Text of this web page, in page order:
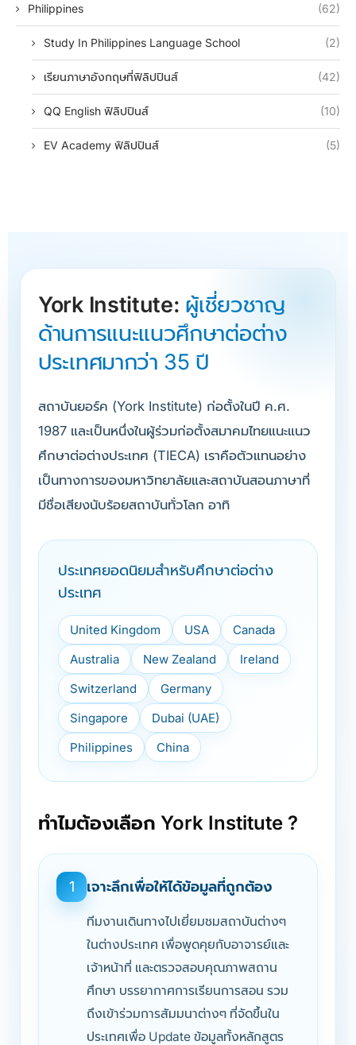
Philippines (62)
Study In Philippines Language School (2)
เรียนภาษาอังกฤษที่ฟิลิปปินส์ (42)
QQ English ฟิลิปปินส์ (10)
EV Academy ฟิลิปปินส์ (5)
York Institute: ผู้เชี่ยวชาญ
ด้านการแนะแนวศึกษาต่อต่าง
ประเทศมากว่า 35 ปี
สถาบันยอร์ค (York Institute) ก่อตั้งในปี ค.ศ.
1987 และเป็นหนึ่งในผู้ร่วมก่อตั้งสมาคมไทยแนะแนว
ศึกษาต่อต่างประเทศ (TIECA) เราคือตัวแทนอย่าง
เป็นทางการของมหาวิทยาลัยและสถาบันสอนภาษาที่
มีชื่อเสียงนับร้อยสถาบันทั่วโลก อาทิ
ประเทศยอดนิยมสำหรับศึกษาต่อต่าง
ประเทศ
United Kingdom USA
Canada
Australia
New Zealand
Ireland
Switzerland
Germany
Singapore
Dubai (UAE)
Philippines
China
ทำไมต้องเลือก York Institute ?
1 เจาะลึกเพื่อให้ได้ข้อมูลที่ถูกต้อง
ทีมงานเดินทางไปเยี่ยมชมสถาบันต่างๆ
ในต่างประเทศ เพื่อพูดคุยกับอาจารย์และ
เจ้าหน้าที่ และตรวจสอบคุณภาพสถาน
ศึกษา บรรยากาศการเรียนการสอน รวม
ถึงเข้าร่วมการสัมมนาต่างๆ ที่จัดขึ้นใน
ประเทศเพื่อ Update ข้อมูลทั้งหลักสูตร